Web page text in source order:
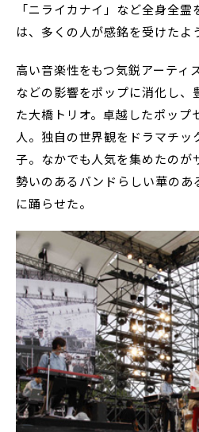
「ニライカナイ」など全身全
は、多くの人が感銘を受けたよ
高い音楽性をもつ気鋭アーティ
などの影響をポップに消化し、
た大橋トリオ。卓越したポップ
人。独自の世界観をドラマチッ
子。なかでも人気を集めたのが
勢いのあるバンドらしい華のあ
に踊らせた。